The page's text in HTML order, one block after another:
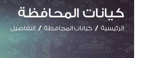
كيانات المحافظة
الرئيسية كيانات المحافظة التفاصيل